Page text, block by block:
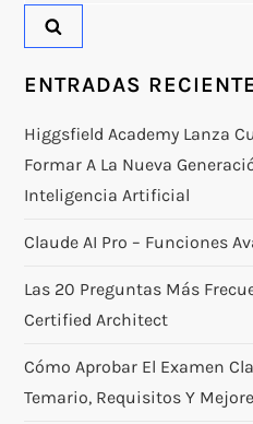
ENTRADAS
Higgsfield Academy Lanza
Formar A La Nueva
Inteligencia Artificial
Claude AI Pro – Funciones
Las 20 Preguntas Más
Certified Architect
Cómo Aprobar El Examen
Temario, Requisitos Y